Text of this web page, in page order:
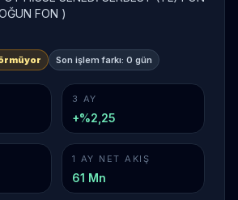
FON )
Son işlem farkı: 0 gün
3 AY
+%2,25
1 AY NET AKIŞ
61 Mn